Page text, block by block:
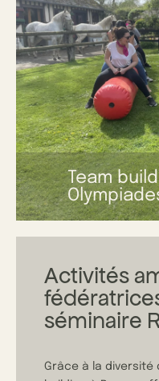
Team
Activités
séminaire
Grâce à la diversité